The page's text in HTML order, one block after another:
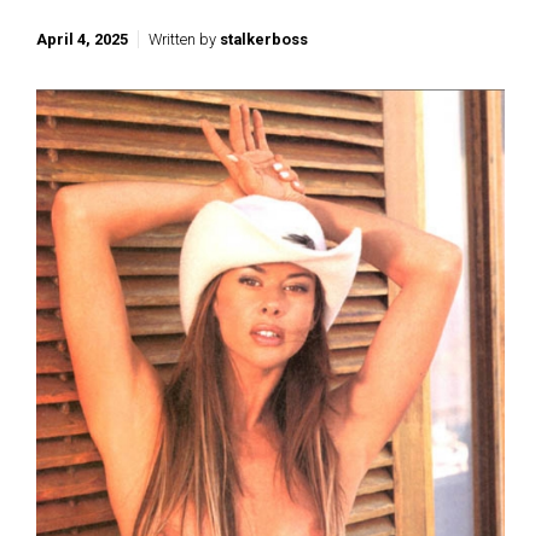
April 4, 2025 Written by stalkerboss